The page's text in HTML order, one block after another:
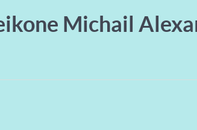
Michail